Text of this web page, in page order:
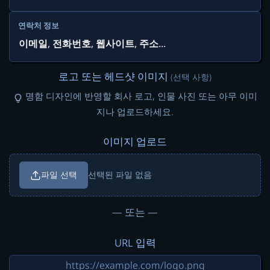
연락처 정보
로고 또는 헤드샷 이미지 (선택 사항)
명함 디자인에 반영할 회사 로고, 인물 사진 또는 아무 이미
지나 업로드하세요.
이미지 업로드
파일 선택 선택된 파일 없음
— 또는 —
URL 입력